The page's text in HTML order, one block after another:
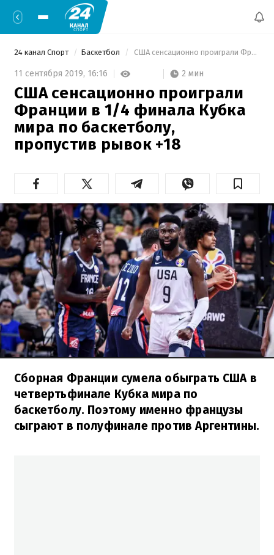
24 канал Спорт Баскетбол США сенсационно проиграли Франции в 1/4 финала Кубка мира по баскетболу, пропустив рывок +18
11 сентября 2019, 16:16 2 мин
США сенсационно проиграли
Франции в 1/4 финала Кубка
мира по баскетболу,
пропустив рывок +18
Сборная Франции сумела обыграть США в
четвертьфинале Кубка мира по
баскетболу. Поэтому именно французы
сыграют в полуфинале против Аргентины.